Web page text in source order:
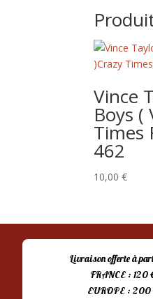
Vince
Boys (
Times
462
10,00€
Livraison offerte à
FRANCE : 120
EUROPE : 200